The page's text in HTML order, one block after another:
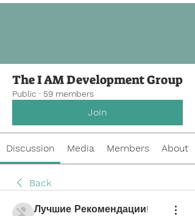
The I AM Development Group
Public · 59 members
Join
Discussion Media Members About
Back
Лучшие Рекомендации!